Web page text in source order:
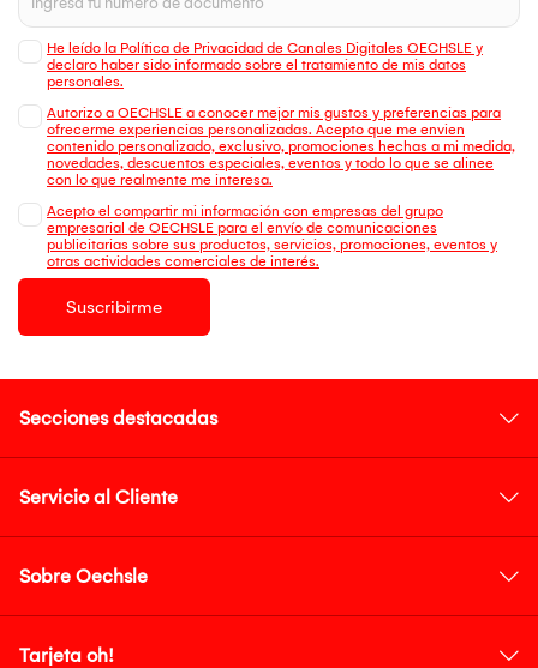
He leído la Política de Privacidad de Canales Digitales OECHSLE y
declaro haber sido informado sobre el tratamiento de mis datos
personales.
Autorizo a OECHSLE a conocer mejor mis gustos y preferencias para
ofrecerme experiencias personalizadas. Acepto que me envien
contenido personalizado, exclusivo, promociones hechas a mi medida,
novedades, descuentos especiales, eventos y todo lo que se alinee
con lo que realmente me interesa.
Acepto el compartir mi información con empresas del grupo
empresarial de OECHSLE para el envío de comunicaciones
publicitarias sobre sus productos, servicios, promociones, eventos y
otras actividades comerciales de interés.
Suscribirme
Secciones destacadas
Servicio al Cliente
Sobre Oechsle
Tarjeta oh!